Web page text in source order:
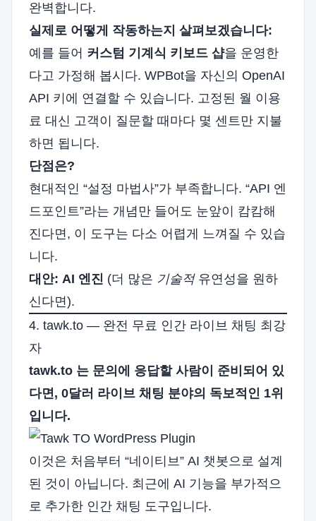
완벽합니다.
실제로 어떻게 작동하는지 살펴보겠습니다:
예를 들어 커스텀 기계식 키보드 샵을 운영한
다고 가정해 봅시다. WPBot을 자신의 OpenAI
API 키에 연결할 수 있습니다. 고정된 월 이용
료 대신 고객이 질문할 때마다 몇 센트만 지불
하면 됩니다.
단점은?
현대적인 “설정 마법사”가 부족합니다. “API 엔
드포인트”라는 개념만 들어도 눈앞이 캄캄해
진다면, 이 도구는 다소 어렵게 느껴질 수 있습
니다.
대안: AI 엔진 (더 많은 기술적유연성을 원하
신다면).
4. tawk.to — 완전 무료 인간 라이브 채팅 최강
자
tawk.to 는 문의에 응답할 사람이 준비되어 있
다면, 0달러 라이브 채팅 분야의 독보적인 1위
입니다.
이것은 처음부터 “네이티브” AI 챗봇으로 설계
된 것이 아닙니다. 최근에 AI 기능을 부가적으
로 추가한 인간 채팅 도구입니다.